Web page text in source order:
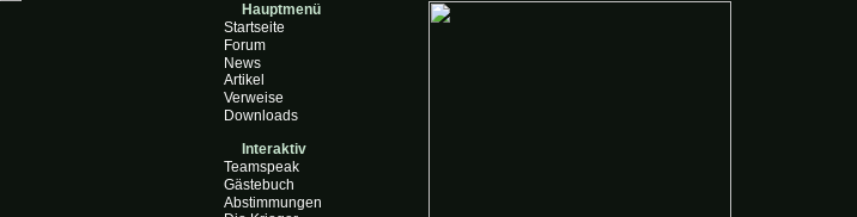
Hauptmenü
Startseite
Forum
News
Artikel
Verweise
Downloads
Interaktiv
Teamspeak
Gästebuch
Abstimmungen